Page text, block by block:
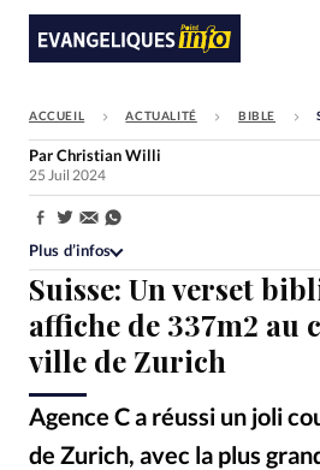
FAIRE UN
Faire un don
Eglises
Société
Monde
Bible
Toute l'actualité
Se connecter
ACCUEIL ACTUALITÉ BIBLE
Suisse: Un verset
affiche de 337m2 au
ville de Zurich
Agence C a réussi un joli
de Zurich, avec la plus
ParChristian Willi
25 Juil 2024
Partager:
Plus d’infos